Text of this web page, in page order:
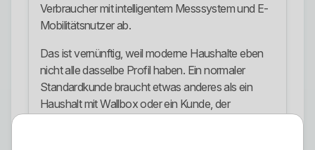
Verbraucher mit intelligentem Messsystem und E-
Mobilitätsnutzer ab.
Das ist vernünftig, weil moderne Haushalte eben
nicht alle dasselbe Profil haben. Ein normaler
Standardkunde braucht etwas anderes als ein
Haushalt mit Wallbox oder ein Kunde, der